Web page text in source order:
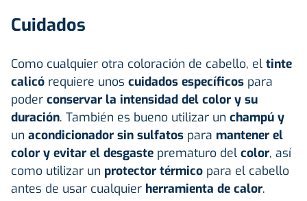
Cuidados
Como cualquier otra coloración de cabello, el tinte
calicó requiere unos cuidados específicos para
poder conservar la intensidad del color y su
duración. También es bueno utilizar un champú y
un acondicionador sin sulfatos para mantener el
color y evitar el desgaste prematuro del color, así
como utilizar un protector térmico para el cabello
antes de usar cualquier herramienta de calor.